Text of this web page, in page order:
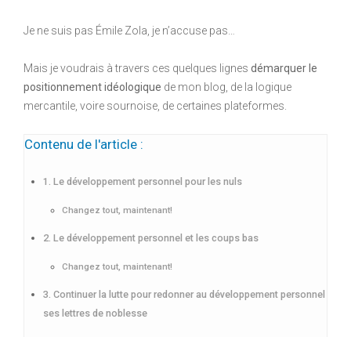
Je ne suis pas Émile Zola, je n’accuse pas…
Mais je voudrais à travers ces quelques lignes démarquer le
positionnement idéologique de mon blog, de la logique
mercantile, voire sournoise, de certaines plateformes.
Contenu de l'article :
1. Le développement personnel pour les nuls
Changez tout, maintenant!
2. Le développement personnel et les coups bas
Changez tout, maintenant!
3. Continuer la lutte pour redonner au développement personnel
ses lettres de noblesse